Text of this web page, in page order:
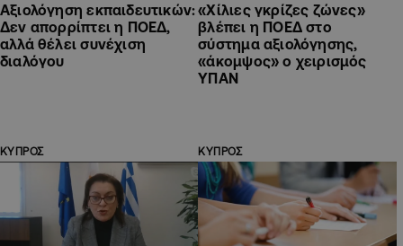
Αξιολόγηση εκπαιδευτικών:
Δεν απορρίπτει η ΠΟΕΔ,
αλλά θέλει συνέχιση
διαλόγου
«Χίλιες γκρίζες ζώνες»
βλέπει η ΠΟΕΔ στο
σύστημα αξιολόγησης,
«άκομψος» ο χειρισμός
ΥΠΑΝ
ΚΥΠΡΟΣ ΚΥΠΡΟΣ